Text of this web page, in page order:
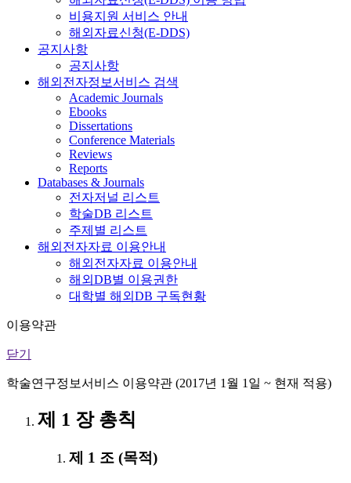
비용지원 서비스 안내
해외자료신청(E-DDS)
공지사항
공지사항
해외전자정보서비스 검색
Academic Journals
Ebooks
Dissertations
Conference Materials
Reviews
Reports
Databases & Journals
전자저널 리스트
학술DB 리스트
주제별 리스트
해외전자자료 이용안내
해외전자자료 이용안내
해외DB별 이용권한
대학별 해외DB 구독현황
이용약관
닫기
학술연구정보서비스 이용약관 (2017년 1월 1일 ~ 현재 적용)
제 1 장 총칙
제 1 조 (목적)